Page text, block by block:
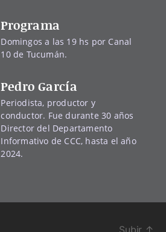
Programa
Domingos a las 19 hs por Canal
10 de Tucumán.
Pedro García
Periodista, productor y
conductor. Fue durante 30 años
Director del Departamento
Informativo de CCC, hasta el año
2024.
Subir ↑